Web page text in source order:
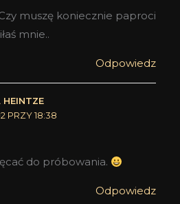
muszę koniecznie paproci
mnie..
Odpowiedz
HEINTZE
PRZY 18:38
do próbowania.
Odpowiedz